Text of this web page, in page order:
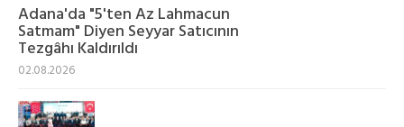
Adana'da "5'ten Az Lahmacun
Satmam" Diyen Seyyar Satıcının
Tezgâhı Kaldırıldı
02.08.2026